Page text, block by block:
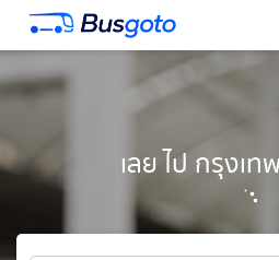
เลย ไป กรุงเ